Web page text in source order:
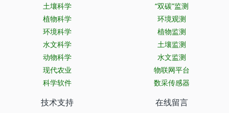
土壤科学
植物科学
环境科学
水文科学
动物科学
现代农业
科学软件
“双碳”监测
环境观测
植物监测
土壤监测
水文监测
物联网平台
数采传感器
技术支持 在线留言